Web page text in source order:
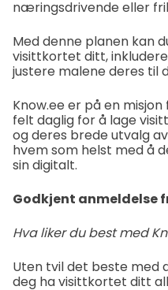
næringsdrivende eller
Med denne planen kan
visittkortet ditt,
justere malene deres til
Know.ee er på en
felt daglig for å lage
og deres brede utvalg
hvem som helst med å
sin digitalt.
Godkjent anmeldelse
Hva liker du best med
Uten tvil det beste med
deg ha visittkortet ditt